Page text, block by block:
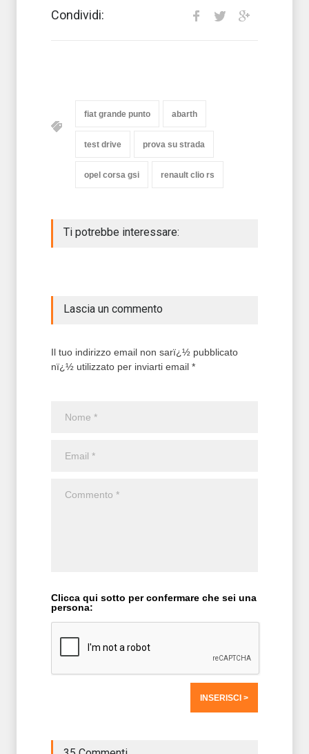
Condividi:
fiat grande punto abarth
test drive prova su strada
opel corsa gsi renault clio rs
Ti potrebbe interessare:
Lascia un commento
Il tuo indirizzo email non sarï¿½ pubblicato
nï¿½ utilizzato per inviarti email *
Clicca qui sotto per confermare che sei una
persona: